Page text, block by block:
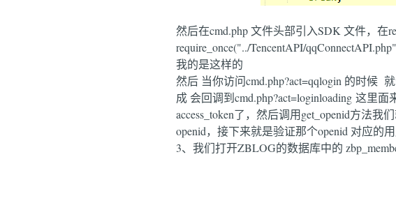
然后在cmd.php 文件头部引入SDK 文件，在
require_once("../TencentAPI/
我的是这样的
然后 当你访问cmd.php?act=qqlogin 的时候
成 会回调到cmd.php?act=loginloading 这里
access_token了，然后调用get_openid方法
openid，接下来就是验证那个openid 对应的
3、我们打开ZBLOG的数据库中的